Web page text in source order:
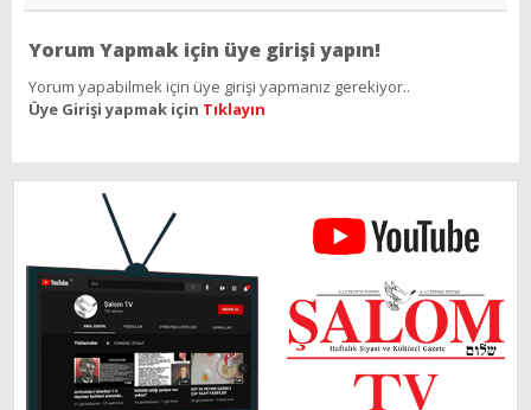
Yorum Yapmak için üye girişi yapın!
Yorum yapabilmek için üye girişi yapmanız gerekiyor..
Üye Girişi yapmak için Tıklayın